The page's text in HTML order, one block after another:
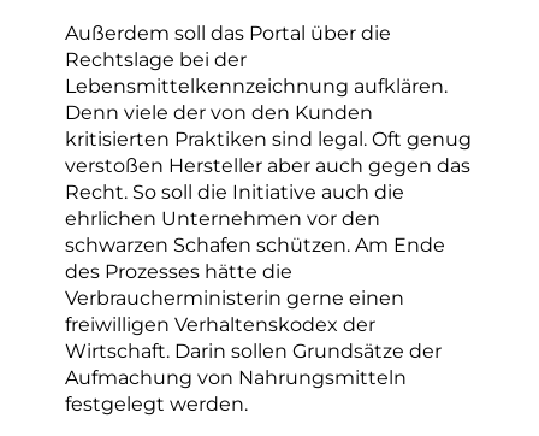
Außerdem soll das Portal über die
Rechtslage bei der
Lebensmittelkennzeichnung aufklären.
Denn viele der von den Kunden
kritisierten Praktiken sind legal. Oft genug
verstoßen Hersteller aber auch gegen das
Recht. So soll die Initiative auch die
ehrlichen Unternehmen vor den
schwarzen Schafen schützen. Am Ende
des Prozesses hätte die
Verbraucherministerin gerne einen
freiwilligen Verhaltenskodex der
Wirtschaft. Darin sollen Grundsätze der
Aufmachung von Nahrungsmitteln
festgelegt werden.